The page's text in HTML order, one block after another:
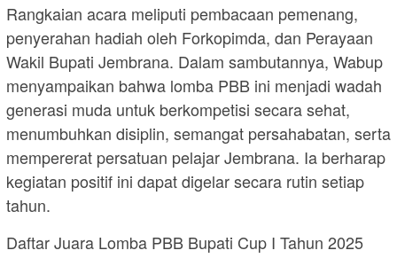
Rangkaian acara meliputi pembacaan pemenang,
penyerahan hadiah oleh Forkopimda, dan Perayaan
Wakil Bupati Jembrana. Dalam sambutannya, Wabup
menyampaikan bahwa lomba PBB ini menjadi wadah
generasi muda untuk berkompetisi secara sehat,
menumbuhkan disiplin, semangat persahabatan, serta
mempererat persatuan pelajar Jembrana. Ia berharap
kegiatan positif ini dapat digelar secara rutin setiap
tahun.
Daftar Juara Lomba PBB Bupati Cup I Tahun 2025